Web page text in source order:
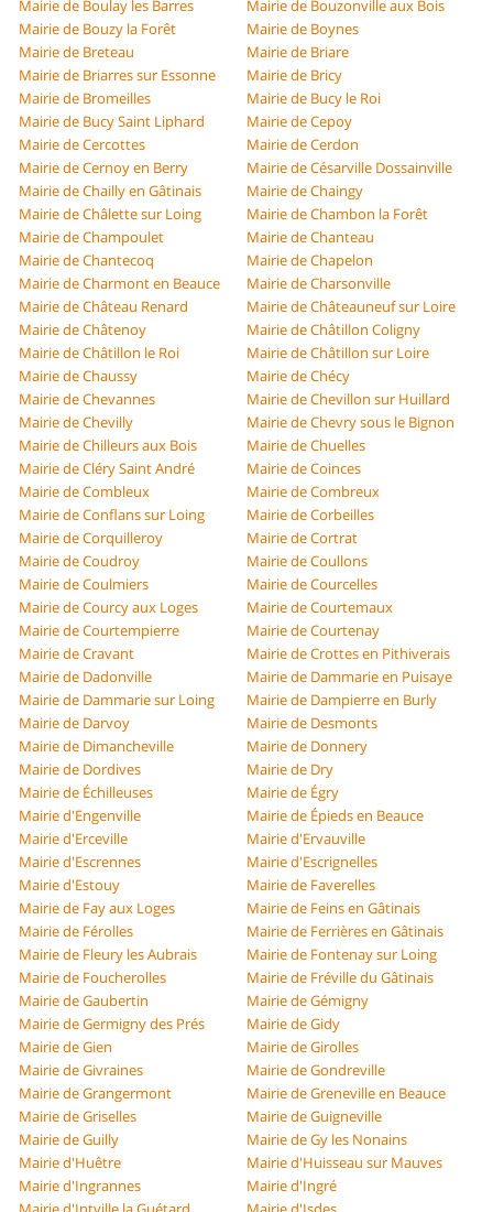
Mairie de Boulay les Barres
Mairie de Bouzonville aux Bois
Mairie de Bouzy la Forêt
Mairie de Boynes
Mairie de Breteau
Mairie de Briare
Mairie de Briarres sur Essonne
Mairie de Bricy
Mairie de Bromeilles
Mairie de Bucy le Roi
Mairie de Bucy Saint Liphard
Mairie de Cepoy
Mairie de Cercottes
Mairie de Cerdon
Mairie de Cernoy en Berry
Mairie de Césarville Dossainville
Mairie de Chailly en Gâtinais
Mairie de Chaingy
Mairie de Châlette sur Loing
Mairie de Chambon la Forêt
Mairie de Champoulet
Mairie de Chanteau
Mairie de Chantecoq
Mairie de Chapelon
Mairie de Charmont en Beauce
Mairie de Charsonville
Mairie de Château Renard
Mairie de Châteauneuf sur Loire
Mairie de Châtenoy
Mairie de Châtillon Coligny
Mairie de Châtillon le Roi
Mairie de Châtillon sur Loire
Mairie de Chaussy
Mairie de Chécy
Mairie de Chevannes
Mairie de Chevillon sur Huillard
Mairie de Chevilly
Mairie de Chevry sous le Bignon
Mairie de Chilleurs aux Bois
Mairie de Chuelles
Mairie de Cléry Saint André
Mairie de Coinces
Mairie de Combleux
Mairie de Combreux
Mairie de Conflans sur Loing
Mairie de Corbeilles
Mairie de Corquilleroy
Mairie de Cortrat
Mairie de Coudroy
Mairie de Coullons
Mairie de Coulmiers
Mairie de Courcelles
Mairie de Courcy aux Loges
Mairie de Courtemaux
Mairie de Courtempierre
Mairie de Courtenay
Mairie de Cravant
Mairie de Crottes en Pithiverais
Mairie de Dadonville
Mairie de Dammarie en Puisaye
Mairie de Dammarie sur Loing
Mairie de Dampierre en Burly
Mairie de Darvoy
Mairie de Desmonts
Mairie de Dimancheville
Mairie de Donnery
Mairie de Dordives
Mairie de Dry
Mairie de Échilleuses
Mairie de Égry
Mairie d'Engenville
Mairie de Épieds en Beauce
Mairie d'Erceville
Mairie d'Ervauville
Mairie d'Escrennes
Mairie d'Escrignelles
Mairie d'Estouy
Mairie de Faverelles
Mairie de Fay aux Loges
Mairie de Feins en Gâtinais
Mairie de Férolles
Mairie de Ferrières en Gâtinais
Mairie de Fleury les Aubrais
Mairie de Fontenay sur Loing
Mairie de Foucherolles
Mairie de Fréville du Gâtinais
Mairie de Gaubertin
Mairie de Gémigny
Mairie de Germigny des Prés
Mairie de Gidy
Mairie de Gien
Mairie de Girolles
Mairie de Givraines
Mairie de Gondreville
Mairie de Grangermont
Mairie de Greneville en Beauce
Mairie de Griselles
Mairie de Guigneville
Mairie de Guilly
Mairie de Gy les Nonains
Mairie d'Huêtre
Mairie d'Huisseau sur Mauves
Mairie d'Ingrannes
Mairie d'Ingré